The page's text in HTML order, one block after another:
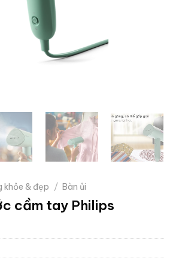
khỏe & đẹp / Bàn ủi
cầm tay Philips